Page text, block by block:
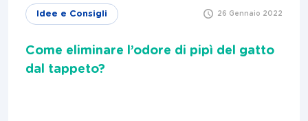
Idee e Consigli 26 Gennaio 2022
Come eliminare l’odore di pipì del gatto
dal tappeto?